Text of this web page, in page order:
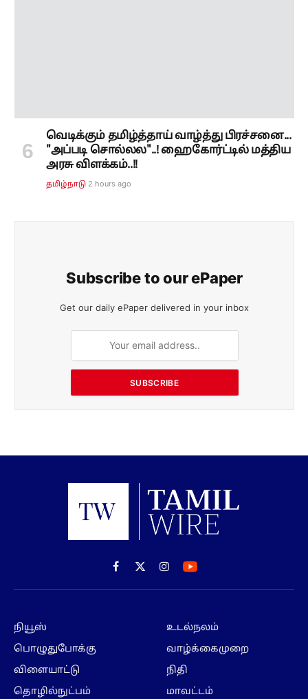
வெடிக்கும் தமிழ்த்தாய் வாழ்த்து பிரச்சனை...
"அப்படி சொல்லல"..! ஹைகோர்ட்டில் மத்திய
அரசு விளக்கம்..!!
தமிழ்நாடு 2 hours ago
Subscribe to our ePaper
Get our daily ePaper delivered in your inbox
SUBSCRIBE
Facebook
X
(Twitter)
Instagram
நியூஸ்
பொழுதுபோக்கு
விளையாட்டு
தொழில்நுட்பம்
உடல்நலம்
வாழ்க்கைமுறை
நிதி
மாவட்டம்